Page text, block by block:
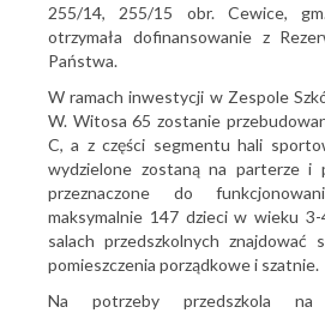
255/14, 255/15 obr. Cewice,
otrzymała dofinansowanie z
Państwa.
W ramach inwestycji w Zespole
W. Witosa 65 zostanie
C, a z części segmentu hali
wydzielone zostaną na parterze i
przeznaczone do
maksymalnie 147 dzieci w wieku
salach przedszkolnych znajdować
pomieszczenia porządkowe i szatnie.
Na potrzeby przedszkola na